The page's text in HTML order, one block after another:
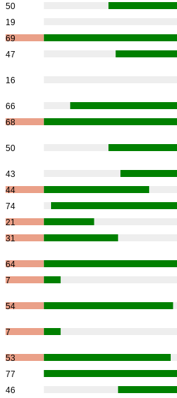
50
19
69
47
16
66
68
50
43
44
74
21
31
64
7
54
7
53
77
46